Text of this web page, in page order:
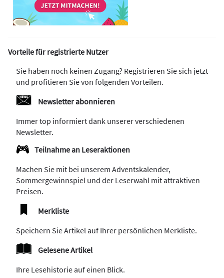
Vorteile für registrierte Nutzer
Sie haben noch keinen Zugang? Registrieren Sie sich jetzt
und profitieren Sie von folgenden Vorteilen.
Newsletter abonnieren
Immer top informiert dank unserer verschiedenen
Newsletter.
Teilnahme an Leseraktionen
Machen Sie mit bei unserem Adventskalender,
Sommergewinnspiel und der Leserwahl mit attraktiven
Preisen.
Merkliste
Speichern Sie Artikel auf Ihrer persönlichen Merkliste.
Gelesene Artikel
Ihre Lesehistorie auf einen Blick.